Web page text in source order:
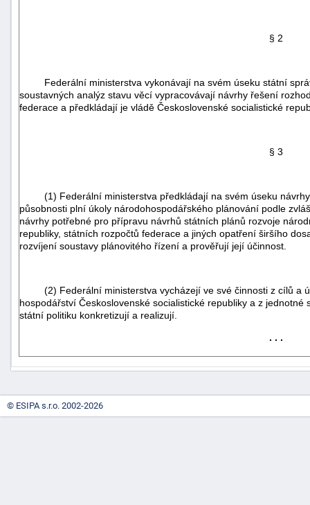
§ 2
Federální ministerstva vykonávají na svém úseku státní
soustavných analýz stavu věcí vypracovávají návrhy řešení
federace a předkládají je vládě Československé socialistické
§ 3
(1) Federální ministerstva předkládají na svém úseku
působnosti plní úkoly národohospodářského plánování podle
návrhy potřebné pro přípravu návrhů státních plánů rozvoje
republiky, státních rozpočtů federace a jiných opatření širšího
rozvíjení soustavy plánovitého řízení a prověřují její účinnost.
(2) Federální ministerstva vycházejí ve své činnosti z cílů a
hospodářství Československé socialistické republiky a z
státní politiku konkretizují a realizují.
. . .
+náhrady
náhrady
© ESIPA s.r.o. 2002-2026